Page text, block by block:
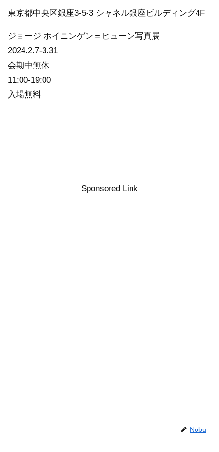
東京都中央区銀座3-5-3 シャネル銀座ビルディング4F
ジョージ ホイニンゲン＝ヒューン写真展
2024.2.7-3.31
会期中無休
11:00-19:00
入場無料
Sponsored Link
Nobu